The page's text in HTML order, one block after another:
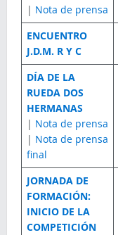
| Nota de prensa
ENCUENTRO
J.D.M. R Y C
DÍA DE LA
RUEDA DOS
HERMANAS
| Nota de prensa
| Nota de prensa
final
JORNADA DE
FORMACIÓN:
INICIO DE LA
COMPETICIÓN